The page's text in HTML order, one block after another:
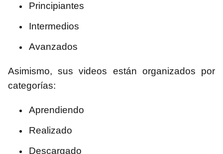
Principiantes
Intermedios
Avanzados
Asimismo, sus videos están organizados por
categorías:
Aprendiendo
Realizado
Descargado